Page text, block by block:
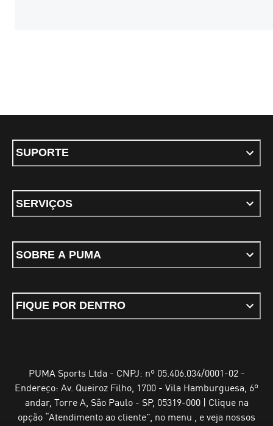
SUPORTE
SERVIÇOS
SOBRE A PUMA
FIQUE POR DENTRO
PUMA Sports Ltda - CNPJ: nº 05.406.034/0001-02 -
Endereço: Av. Queiroz Filho, 1700 - Vila Hamburguesa, 6º
andar, Torre A, São Paulo - SP, 05319-000 | Clique na
opção “Atendimento ao cliente”, no menu , e veja nossos